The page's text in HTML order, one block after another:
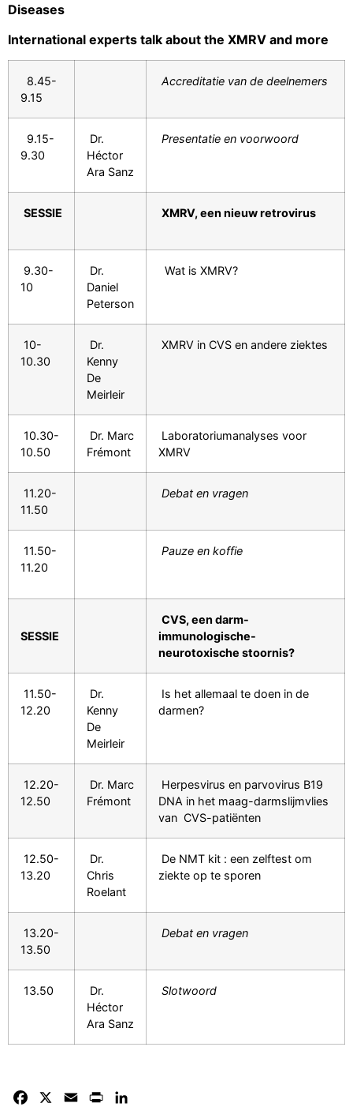
Diseases
International experts talk about the XMRV and more
8.45-
9.15
Accreditatie van de deelnemers
9.15-
9.30
Dr.
Héctor
Ara Sanz
Presentatie en voorwoord
SESSIE XMRV, een nieuw retrovirus
9.30-
10
Dr.
Daniel
Peterson
Wat is XMRV?
10-
10.30
Dr.
Kenny
De
Meirleir
XMRV in CVS en andere ziektes
10.30-
10.50
Dr. Marc
Frémont
Laboratoriumanalyses voor
XMRV
11.20-
11.50
Debat en vragen
11.50-
11.20
Pauze en koffie
SESSIE
CVS, een darm-
immunologische-
neurotoxische stoornis?
11.50-
12.20
Dr.
Kenny
De
Meirleir
Is het allemaal te doen in de
darmen?
12.20-
12.50
Dr. Marc
Frémont
Herpesvirus en parvovirus B19
DNA in het maag-darmslijmvlies
van CVS-patiënten
12.50-
13.20
Dr.
Chris
Roelant
De NMT kit : een zelftest om
ziekte op te sporen
13.20-
13.50
Debat en vragen
13.50
Dr.
Héctor
Ara Sanz
Slotwoord
Facebook Email Print